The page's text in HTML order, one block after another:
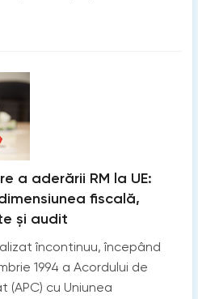
a aderării RM la UE:
fiscală,
și audit
încontinuu, începând
1994 a Acordului de
(APC) cu Uniunea